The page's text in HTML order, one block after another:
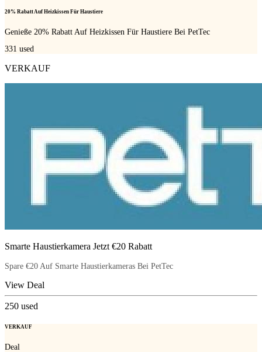
20% Rabatt Auf Heizkissen Für Haustiere
Genieße 20% Rabatt Auf Heizkissen Für Haustiere Bei PetTec
331 used
VERKAUF
Smarte Haustierkamera Jetzt €20 Rabatt
Spare €20 Auf Smarte Haustierkameras Bei PetTec
View Deal
250 used
VERKAUF
Deal